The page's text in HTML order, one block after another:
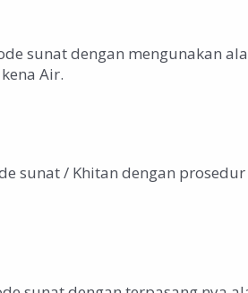
sunat dengan mengunakan
Air.
sunat / Khitan dengan